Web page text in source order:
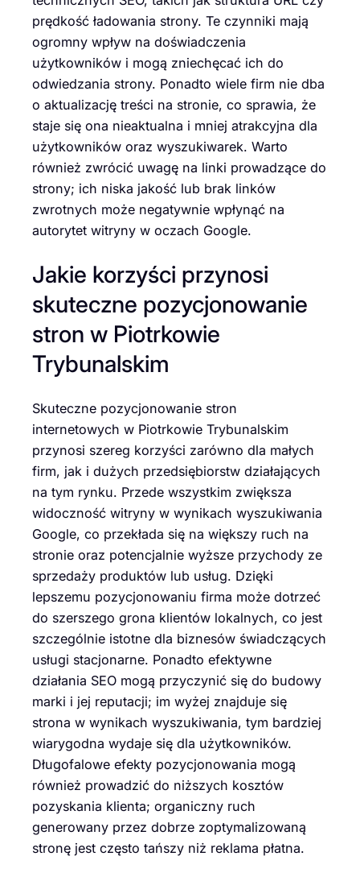
prędkość ładowania strony. Te czynniki mają
ogromny wpływ na doświadczenia
użytkowników i mogą zniechęcać ich do
odwiedzania strony. Ponadto wiele firm nie dba
o aktualizację treści na stronie, co sprawia, że
staje się ona nieaktualna i mniej atrakcyjna dla
użytkowników oraz wyszukiwarek. Warto
również zwrócić uwagę na linki prowadzące do
strony; ich niska jakość lub brak linków
zwrotnych może negatywnie wpłynąć na
autorytet witryny w oczach Google.
Jakie korzyści przynosi
skuteczne pozycjonowanie
stron w Piotrkowie
Trybunalskim
Skuteczne pozycjonowanie stron
internetowych w Piotrkowie Trybunalskim
przynosi szereg korzyści zarówno dla małych
firm, jak i dużych przedsiębiorstw działających
na tym rynku. Przede wszystkim zwiększa
widoczność witryny w wynikach wyszukiwania
Google, co przekłada się na większy ruch na
stronie oraz potencjalnie wyższe przychody ze
sprzedaży produktów lub usług. Dzięki
lepszemu pozycjonowaniu firma może dotrzeć
do szerszego grona klientów lokalnych, co jest
szczególnie istotne dla biznesów świadczących
usługi stacjonarne. Ponadto efektywne
działania SEO mogą przyczynić się do budowy
marki i jej reputacji; im wyżej znajduje się
strona w wynikach wyszukiwania, tym bardziej
wiarygodna wydaje się dla użytkowników.
Długofalowe efekty pozycjonowania mogą
również prowadzić do niższych kosztów
pozyskania klienta; organiczny ruch
generowany przez dobrze zoptymalizowaną
stronę jest często tańszy niż reklama płatna.